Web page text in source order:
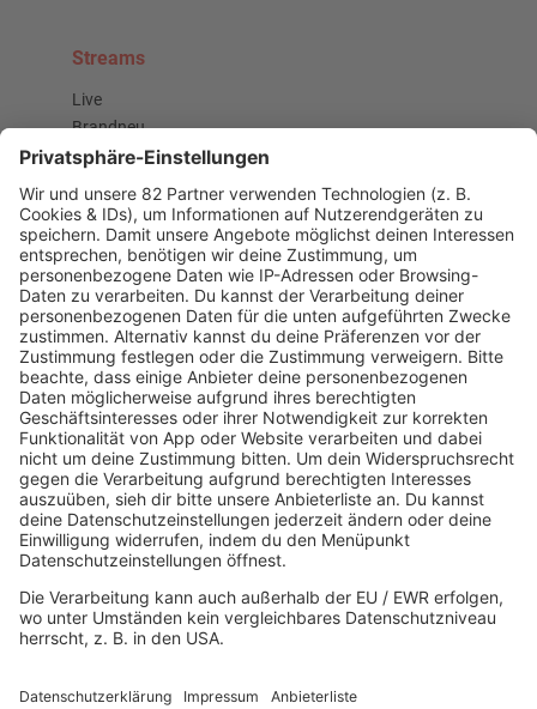
Streams
Live
Brandneu
Buzz Beat Boutique
Country
Chartbuster der Woche
Der beste Rockpop reloaded
Deutsch
Deutschrap Klassiker
EDM Dancefloor
Good Vibes
I Love Hamburg
Mallorca Party
Mitsingen
Top 100 Deutschrap
Top 100 Dance
Top 100 Party
Sommer
Unplugged
TikTok Hittracks
Uptempo Banger
Programm